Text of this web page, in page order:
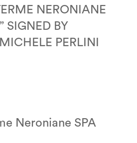
NERONIANE
SIGNED BY
PERLINI
Neroniane SPA